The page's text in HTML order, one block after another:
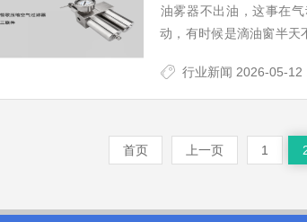
油雾器不出油，这事在
动，有时候是滴油窗半天
行业新闻 2026-05-12
首页 上一页 1